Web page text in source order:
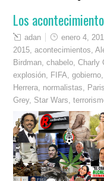
Los
adan enero 4,
2015 ,acontecimientos ,
Birdman ,chabelo ,Charly
explosión
FIFA ,gobierno
Herrera normalistas Paris
Grey, Star Wars ,